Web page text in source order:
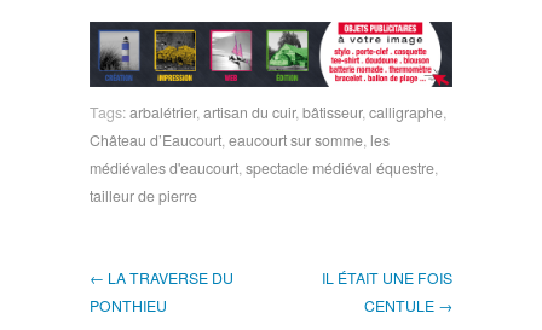
Tags:arbalétrier,artisan du cuir,bâtisseur,calligraphe,
Château d’Eaucourt,eaucourt sur somme, les
médiévales d'eaucourt,spectacle médiéval équestre,
tailleur de pierre
← LA TRAVERSE DU
PONTHIEU
IL ÉTAIT UNE FOIS
CENTULE →